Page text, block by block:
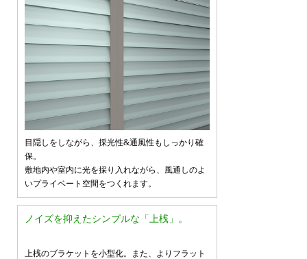
目隠しをしながら、採光性&通風性もしっかり確
保。
敷地内や室内に光を採り入れながら、風通しのよ
いプライベート空間をつくれます。
ノイズを抑えたシンプルな「上桟」。
上桟のブラケットを小型化。また、よりフラット